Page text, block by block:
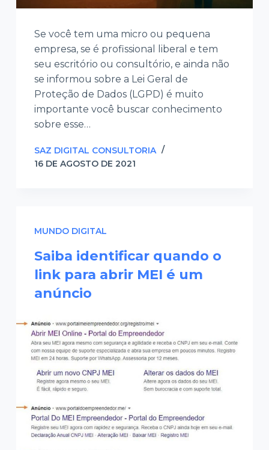
Se você tem uma micro ou pequena
empresa, se é profissional liberal e tem
seu escritório ou consultório, e ainda não
se informou sobre a Lei Geral de
Proteção de Dados (LGPD) é muito
importante você buscar conhecimento
sobre esse…
SAZ DIGITAL CONSULTORIA
16 DE AGOSTO DE 2021
MUNDO DIGITAL
Saiba identificar quando o
link para abrir MEI é um
anúncio